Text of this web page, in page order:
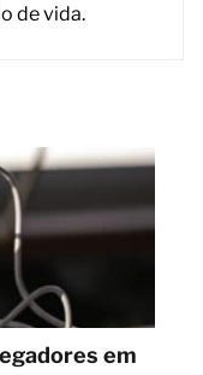
de vida.
em